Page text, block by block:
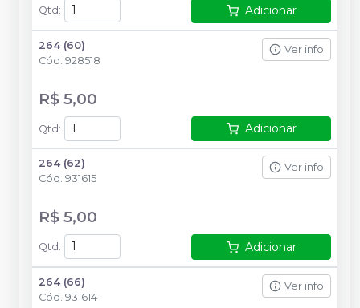
Qtd: Adicionar
264 (60)
Cód. 928518
Ver info
R$ 5,00
Qtd: Adicionar
264 (62)
Cód. 931615
Ver info
R$ 5,00
Qtd : Adicionar
264 (66)
Cód. 931614
Ver info